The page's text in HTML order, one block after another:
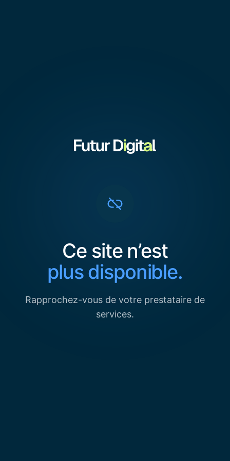
Ce site n’est
plus disponible.
Rapprochez-vous de votre prestataire de
services.